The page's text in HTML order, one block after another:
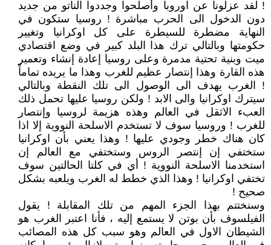
! لقد عزلونا عن اوروبا وأصلحوا وجددوا الناتو من جديد
دون الدخول الى الحرب مباشرة ! روسيا ستكون في
النهاية مضطرة للسيطرة على كل اوكرانيا وتغيير
حكومتها وبالتالي ترك هذا البلد كبير في وضع اقتصادي
ميت وبنية تحتية مدمرة وعلى روسيا إعادة إنشاء وتعمير
هذه القارة وهذا إنتصار عظيم للغرب وهذا ما يريده تماماً
! الغرب يهدف الى الوصول الى تلك النقطة وبالتالي
سيترك اوكرانيا والى الابد ! ولكن روسيا عليها تحمل ذلك
العبء الاثقل في العالم وهذه هزيمة لروسيا وإنتصار
للغرب ! وروسيا سوف لا تستخدم الاسلحة النووية إلا اذا
كان هناك خطر وجودي عليها ! وهذا يعني بأن اوكرانيا
ستختفي إن إنتصر الروس وستختفي مع العالم إن
استخدمنا الاسلحة النووية ! أي في كلتا الحالتين سوف
تختفي اوكرانيا ! وهذا الذي خطط له الغرب ويلعبه بشكل
صحيح !
وسنختتم بهذا الجزء المهم من تلك المقابلة ! يقول
الفيلسوف بأن بوتن لا يستمع إليه ، فأنا اعتبر الغرب هو
الشيطان الاول في العالم وهو سبب كل هذه المصائب